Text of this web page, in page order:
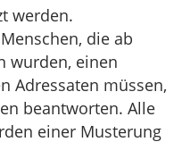
werden.
die ab
wurden, einen
Adressaten müssen,
beantworten. Alle
einer Musterung